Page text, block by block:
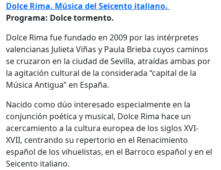
Dolce Rima. Música del Seicento italiano.
Programa: Dolce tormento.
Dolce Rima fue fundado en 2009 por las intérpretes
valencianas Julieta Viñas y Paula Brieba cuyos caminos
se cruzaron en la ciudad de Sevilla, atraídas ambas por
la agitación cultural de la considerada “capital de la
Música Antigua” en España.
Nacido como dúo interesado especialmente en la
conjunción poética y musical, Dolce Rima hace un
acercamiento a la cultura europea de los siglos XVI-
XVII, centrando su repertorio en el Renacimiento
español de los vihuelistas, en el Barroco español y en el
Seicento italiano.